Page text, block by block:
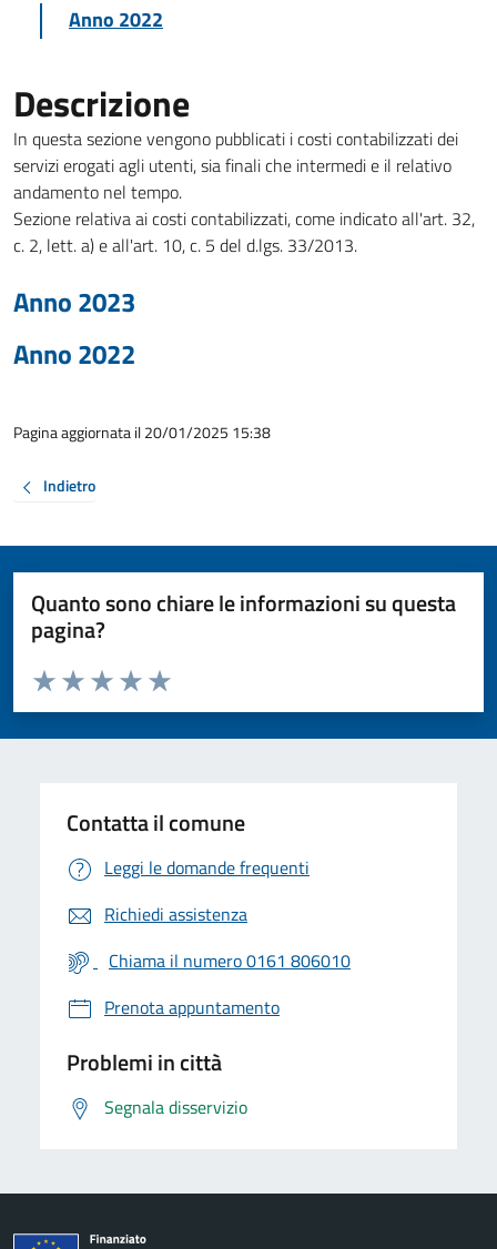
Anno 2022
Descrizione
In questa sezione vengono pubblicati i costi contabilizzati dei
servizi erogati agli utenti, sia finali che intermedi e il relativo
andamento nel tempo.
Sezione relativa ai costi contabilizzati, come indicato all'art. 32,
c. 2, lett. a) e all'art. 10, c. 5 del d.lgs. 33/2013.
Anno 2023
Anno 2022
Pagina aggiornata il 20/01/2025 15:38
Indietro
Quanto sono chiare le informazioni su questa
pagina?
Valuta da 1 a 5 stelle la pagina
Valuta 5 stelle su 5
Valuta 4 stelle su 5
Valuta 3 stelle su 5
Valuta 2 stelle su 5
Valuta 1 stelle su 5
Contatta il comune
Leggi le domande frequenti
Richiedi assistenza
Chiama il numero 0161 806010
Prenota appuntamento
Problemi in città
Segnala disservizio